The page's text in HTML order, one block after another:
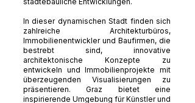
In dieser dynamischen Stadt finden sich
zahlreiche Architekturbüros,
Immobilienentwickler und Baufirmen, die
bestrebt sind, innovative
architektonische Konzepte zu
entwickeln und Immobilienprojekte mit
überzeugenden Visualisierungen zu
präsentieren. Graz bietet eine
inspirierende Umgebung für Künstler und